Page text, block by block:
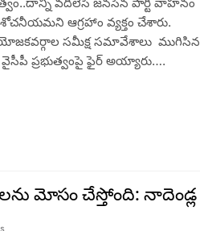
వదిలేసి జనసేన పార్టీ వాహనం
ఆగ్రహాం వ్యక్తం చేశారు.
సమీక్ష సమావేశాలు ముగిసిన
ప్రభుత్వంపై ఫైర్ అయ్యారు….
మోసం చేస్తోంది: నాదెండ్ల